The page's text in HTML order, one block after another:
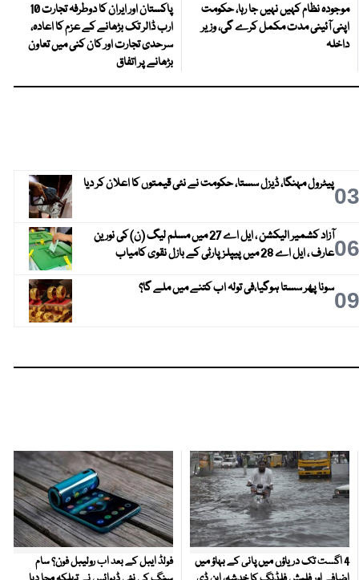
موجودہ نظام کہیں نہیں جا رہا، حکومت
اپنی آئینی مدت مکمل کرے گی، وزیر
داخلہ
پاکستان اور ایران کا دوطرفہ تجارت 10
ارب ڈالر تک بڑھانے کے عزم کا اعادہ،
سرحدی تجارت اور کان کنی میں تعاون
بڑھانے پر اتفاق
03پیٹرول مہنگا، ڈیزل سستا، حکومت نے نئی قیمتوں کا اعلان کر دیا
06
آزاد کشمیر الیکشن ، ایل اے 27 میں مسلم لیگ (ن) کی نورین
عارف ، ایل اے 28 میں پیپلز پارٹی کے بازل نقوی کامیاب
09سونا پھر سستا ہوگیا،فی تولہ اب کتنے میں ملے گا؟
4 اگست تک دریاؤں میں پانی کے بہاؤ میں
فولڈ ایبل کے بعد اب رولیبل فون؟ سام